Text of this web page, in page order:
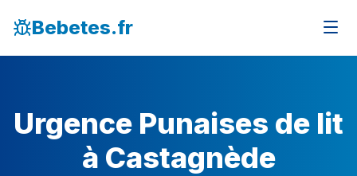
Bebetes.fr
Urgence Punaises de lit
à Castagnède